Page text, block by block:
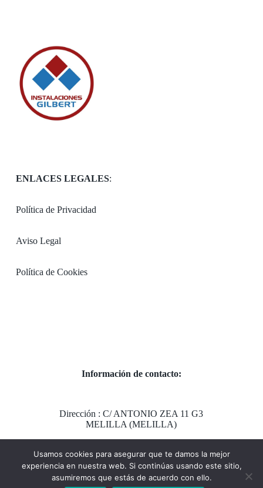
ENLACES LEGALES:
Política de Privacidad
Aviso Legal
Política de Cookies
Información de contacto:
Dirección : C/ ANTONIO ZEA 11 G3
MELILLA (MELILLA)
Horario:
24 HORAS. Todos los días de la semana
Usamos cookies para asegurar que te damos la mejor
experiencia en nuestra web. Si continúas usando este sitio,
asumiremos que estás de acuerdo con ello.